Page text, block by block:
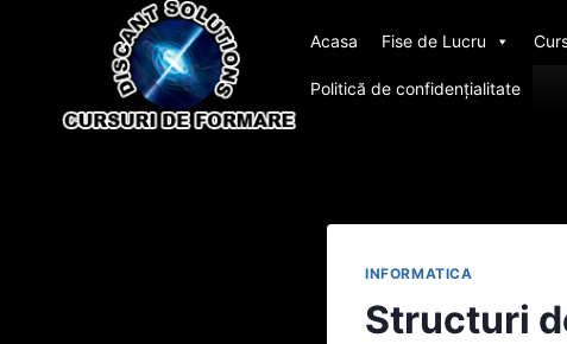
Acasa Fise de Lucru
Politică de confidențialitate
INFORMATICA
Structuri